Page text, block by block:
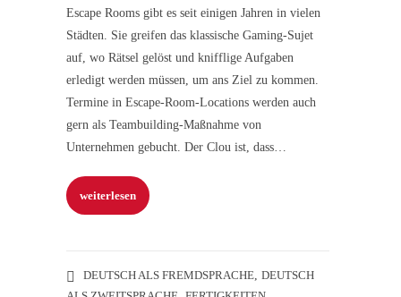
Escape Rooms gibt es seit einigen Jahren in vielen
Städten. Sie greifen das klassische Gaming-Sujet
auf, wo Rätsel gelöst und knifflige Aufgaben
erledigt werden müssen, um ans Ziel zu kommen.
Termine in Escape-Room-Locations werden auch
gern als Teambuilding-Maßnahme von
Unternehmen gebucht. Der Clou ist, dass…
weiterlesen
DEUTSCH ALS FREMDSPRACHE, DEUTSCH